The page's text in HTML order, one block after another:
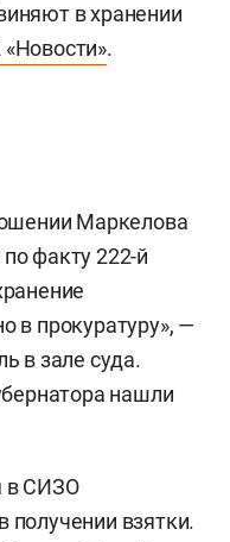
в хранении
.
Маркелова
факту 222-й
в прокуратуру», —
в зале суда.
нашли
в СИЗО
получении взятки.